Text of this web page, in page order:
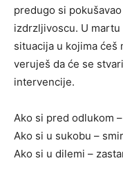
predugo si
izdrzljivoscu. U
situacija u kojima
veruješ da će se
intervencije.
Ako si pred odlukom
Ako si u sukobu –
Ako si u dilemi –